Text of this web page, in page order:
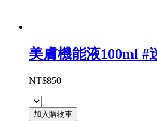
美膚機能液100ml
NT$850
加入購物車